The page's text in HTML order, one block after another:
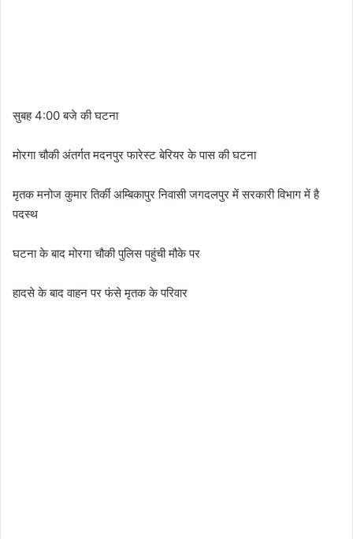
सुबह 4:00 बजे की घटना
मोरगा चौकी अंतर्गत मदनपुर फारेस्ट बेरियर के पास की घटना
मृतक मनोज कुमार तिर्की अम्बिकापुर निवासी जगदलपुर में सरकारी विभाग में है
पदस्थ
घटना के बाद मोरगा चौकी पुलिस पहुंची मौके पर
हादसे के बाद वाहन पर फंसे मृतक के परिवार